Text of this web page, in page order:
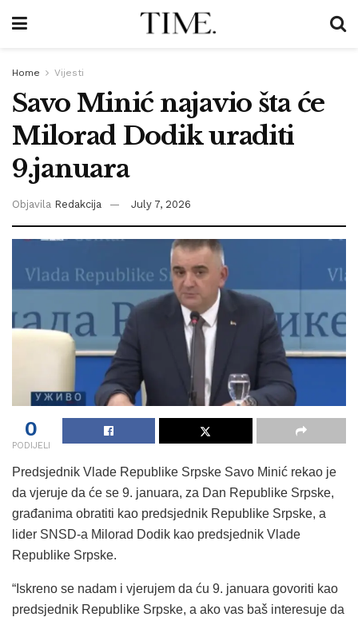
Home Vijesti
Savo Minić najavio šta će
Milorad Dodik uraditi
9.januara
Objavila Redakcija July 7, 2026
0
PODIJELI
Predsjednik Vlade Republike Srpske Savo Minić rekao je
da vjeruje da će se 9. januara, za Dan Republike Srpske,
građanima obratiti kao predsjednik Republike Srpske, a
lider SNSD-a Milorad Dodik kao predsjednik Vlade
Republike Srpske.
“Iskreno se nadam i vjerujem da ću 9. januara govoriti kao
predsjednik Republike Srpske, a ako vas baš interesuje da